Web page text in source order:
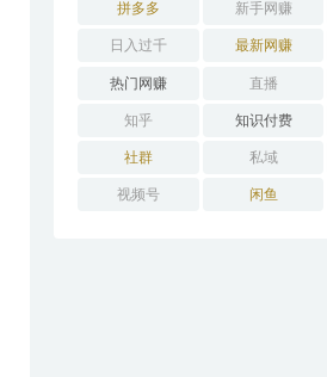
拼多多 新手网赚
日入过千 最新网赚
热门网赚 直播
知乎 知识付费
社群 私域
视频号 闲鱼